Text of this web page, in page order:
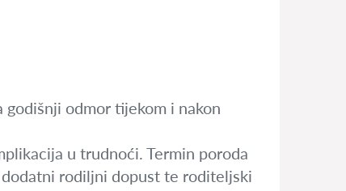
godišnji odmor tijekom i nakon
u trudnoći. Termin poroda
rodiljni dopust te roditeljski